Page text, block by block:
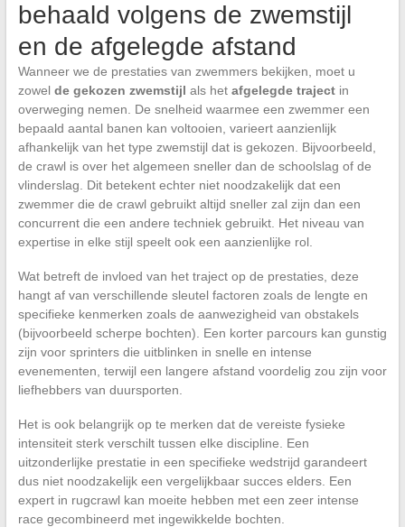
behaald volgens de zwemstijl
en de afgelegde afstand
Wanneer we de prestaties van zwemmers bekijken, moet u
zowel de gekozen zwemstijl als het afgelegde trajectin
overweging nemen. De snelheid waarmee een zwemmer een
bepaald aantal banen kan voltooien, varieert aanzienlijk
afhankelijk van het type zwemstijl dat is gekozen. Bijvoorbeeld,
de crawl is over het algemeen sneller dan de schoolslag of de
vlinderslag. Dit betekent echter niet noodzakelijk dat een
zwemmer die de crawl gebruikt altijd sneller zal zijn dan een
concurrent die een andere techniek gebruikt. Het niveau van
expertise in elke stijl speelt ook een aanzienlijke rol.
Wat betreft de invloed van het traject op de prestaties, deze
hangt af van verschillende sleutel factoren zoals de lengte en
specifieke kenmerken zoals de aanwezigheid van obstakels
(bijvoorbeeld scherpe bochten). Een korter parcours kan gunstig
zijn voor sprinters die uitblinken in snelle en intense
evenementen, terwijl een langere afstand voordelig zou zijn voor
liefhebbers van duursporten.
Het is ook belangrijk op te merken dat de vereiste fysieke
intensiteit sterk verschilt tussen elke discipline. Een
uitzonderlijke prestatie in een specifieke wedstrijd garandeert
dus niet noodzakelijk een vergelijkbaar succes elders. Een
expert in rugcrawl kan moeite hebben met een zeer intense
race gecombineerd met ingewikkelde bochten.